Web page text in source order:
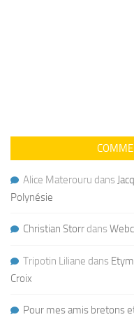
Alice Materouru dans
Polynésie
Christian Storr dans
Tripotin Liliane dans
Croix
Pour mes amis bretons